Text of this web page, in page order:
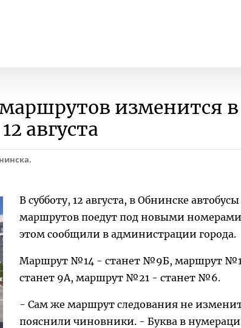
изменится
12 августа
В субботу, 12 августа, в Обнинске
маршрутов поедут под новыми
этом сообщили в администрации города.
Маршрут №14 - станет №9Б, маршрут
станет 9А, маршрут №21 - станет №6.
- Сам же маршрут следования не
пояснили чиновники. - Буква в